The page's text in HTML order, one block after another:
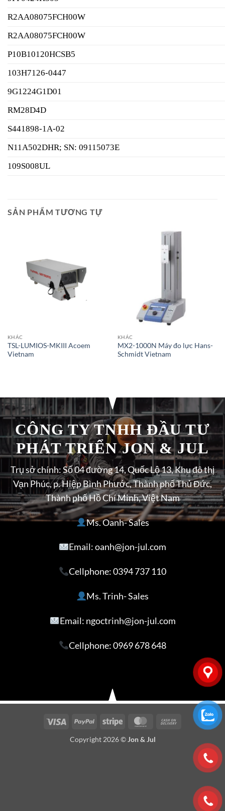
R2AA08075FCH00W
R2AA08075FCH00W
P10B10120HCSB5
103H7126-0447
9G1224G1D01
RM28D4D
S441898-1A-02
N11A502DHR; SN: 09115073E
109S008UL
SẢN PHẨM TƯƠNG TỰ
KHÁC
TSL-LUMIOS-MKIII Acoem
Vietnam
KHÁC
MX2-1000N Máy đo lực Hans-
Schmidt Vietnam
CÔNG TY TNHH ĐẦU TƯ
PHÁT TRIỂN JON & JUL
Trụ sở chính: Số 04 đường 14, Quốc Lộ 13, Khu đô thị
Vạn Phúc, p. Hiệp Bình Phước, Thành phố Thủ Đức,
Thành phố Hồ Chí Minh, Việt Nam
Ms. Oanh- Sales
Email: oanh@jon-jul.com
Cellphone:0394 737 110
Ms. Trinh- Sales
Email: ngoctrinh@jon-jul.com
Cellphone:0969 678 648
Visa PayPal Stripe MasterCardCash
Delivery
Copyright 2026 © Jon & Jul